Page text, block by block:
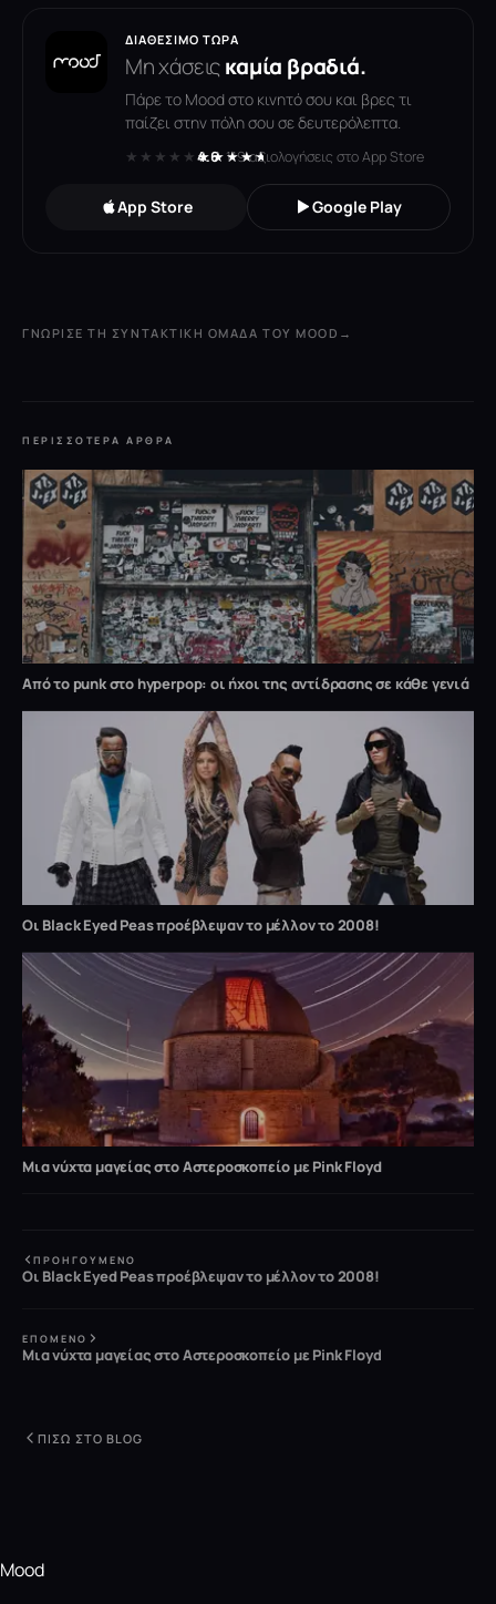
ΔΙΑΘΈΣΙΜΟ ΤΏΡΑ
Μη χάσειςκαμία βραδιά.
Πάρε το Mood στο κινητό σου και βρες τι
παίζει στην πόλη σου σε δευτερόλεπτα.
★★★★★★★★★★
4.6· 119 αξιολογήσεις στο App Store
App Store Google Play
ΓΝΏΡΙΣΕ ΤΗ ΣΥΝΤΑΚΤΙΚΉ ΟΜΆΔΑ ΤΟΥ MOOD →
ΠΕΡΙΣΣΌΤΕΡΑ ΆΡΘΡΑ
Από το punk στο hyperpop: οι ήχοι της αντίδρασης σε κάθε γενιά
Οι Black Eyed Peas προέβλεψαν το μέλλον το 2008!
Μια νύχτα μαγείας στο Αστεροσκοπείο με Pink Floyd
ΠΡΟΗΓΟΎΜΕΝΟ
Οι Black Eyed Peas προέβλεψαν το μέλλον το 2008!
ΕΠΌΜΕΝΟ
Μια νύχτα μαγείας στο Αστεροσκοπείο με Pink Floyd
ΠΊΣΩ ΣΤΟ BLOG
Mood